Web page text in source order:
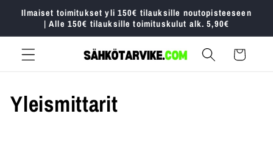
siirry
sisältöön
Ilmaiset toimitukset yli 150€ tilauksille noutopisteeseen
| Alle 150€ tilauksille toimituskulut alk. 5,90€
Ostoskori
:
Yleismittarit